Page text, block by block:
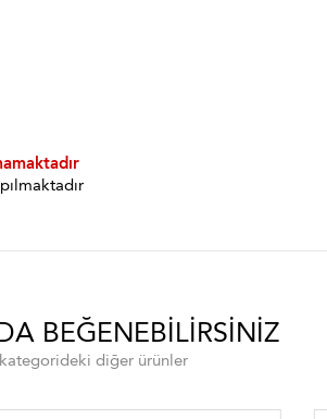
BEĞENEBILIRSINIZ
diğer ürünler